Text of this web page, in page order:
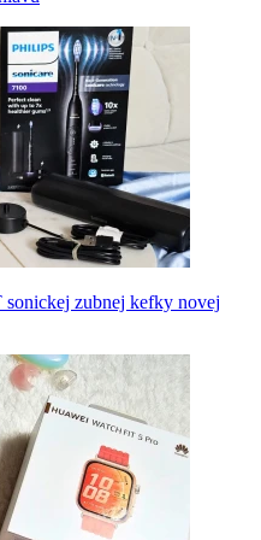
zubnej kefky novej